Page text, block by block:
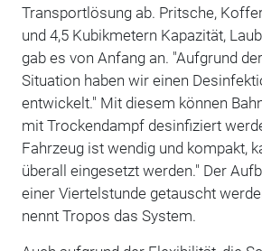
Transportlösung ab. Pritsche,
und 4,5 Kubikmetern Kapazität,
gab es von Anfang an. "Aufgrund
Situation haben wir einen
entwickelt." Mit diesem können
mit Trockendampf desinfiziert
Fahrzeug ist wendig und kompakt,
überall eingesetzt werden." Der
einer Viertelstunde getauscht
nennt Tropos das System.